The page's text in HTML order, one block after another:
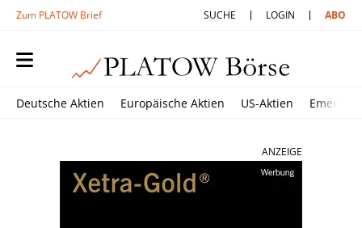
Zum PLATOW Brief SUCHE LOGIN ABO
Deutsche Aktien Europäische Aktien US-Aktien
ANZEIGE